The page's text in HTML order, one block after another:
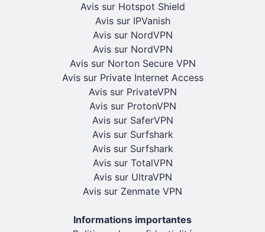
Avis sur Hotspot Shield
Avis sur IPVanish
Avis sur NordVPN
Avis sur NordVPN
Avis sur Norton Secure VPN
Avis sur Private Internet Access
Avis sur PrivateVPN
Avis sur ProtonVPN
Avis sur SaferVPN
Avis sur Surfshark
Avis sur Surfshark
Avis sur TotalVPN
Avis sur UltraVPN
Avis sur Zenmate VPN
Informations importantes